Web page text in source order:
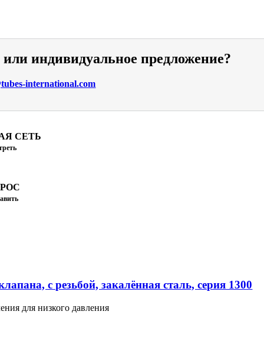
индивидуальное предложение?
international.com
СЕТЬ
с резьбой, закалённая сталь, серия 1300
для низкого давления